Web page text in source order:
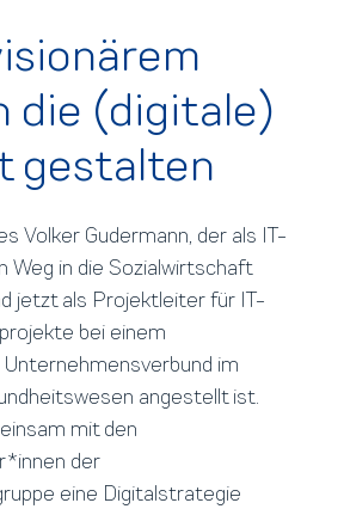
die (digitale)
gestalten
Volker Gudermann, der als IT-
Weg in die Sozialwirtschaft
jetzt als Projektleiter für IT-
bei einem
im
angestellt ist.
mit den
der
eine Digitalstrategie